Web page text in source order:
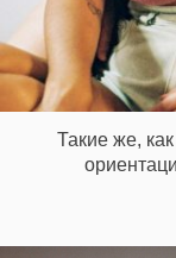
Такие же,